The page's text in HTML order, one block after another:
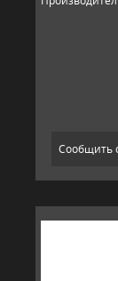
Сообщить